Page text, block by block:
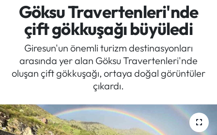
Göksu Travertenleri'nde
çift gökkuşağı büyüledi
Giresun'un önemli turizm destinasyonları
arasında yer alan Göksu Travertenleri'nde
oluşan çift gökkuşağı, ortaya doğal görüntüler
çıkardı.
Türkiye
Kültür/Sanat
Politika
Politik Kulis
Dünya
Magazin
Trabzon Trafik Yoğunluk Haritası
Süper Lig Puan Durumu ve Fikstür
Tüm Manşetler
Son Dakika Haberleri
Haber Arşivi